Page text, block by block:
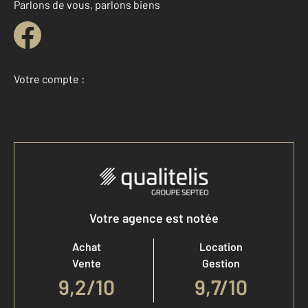
Parlons de vous, parlons biens
Votre compte :
Accéder à mon compte
Votre agence est notée
Achat
Vente
9,2/10
Location
Gestion
9,7/10